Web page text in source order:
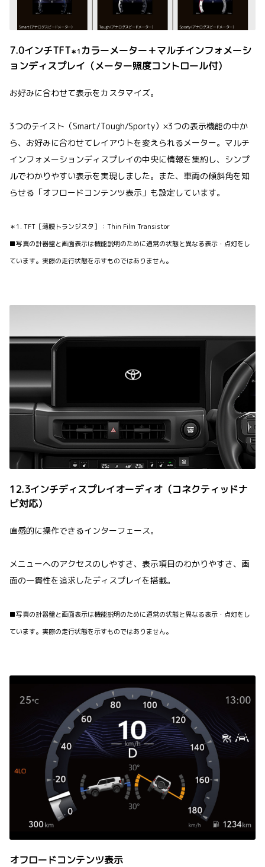
7.0インチTFT＊1カラーメーター＋マルチインフォメーシ
ョンディスプレイ（メーター照度コントロール付）
お好みに合わせて表示をカスタマイズ。
3つのテイスト（Smart/Tough/Sporty）×3つの表示機能の中か
ら、お好みに合わせてレイアウトを変えられるメーター。マルチ
インフォメーションディスプレイの中央に情報を集約し、シンプ
ルでわかりやすい表示を実現しました。また、車両の傾斜角を知
らせる「オフロードコンテンツ表示」も設定しています。
＊1. TFT［薄膜トランジスタ］：Thin Film Transistor
■写真の計器盤と画面表示は機能説明のために通常の状態と異なる表示・点灯をし
ています。実際の走行状態を示すものではありません。
12.3インチディスプレイオーディオ（コネクティッドナ
ビ対応）
直感的に操作できるインターフェース。
メニューへのアクセスのしやすさ、表示項目のわかりやすさ、画
面の一貫性を追求したディスプレイを搭載。
■写真の計器盤と画面表示は機能説明のために通常の状態と異なる表示・点灯をし
ています。実際の走行状態を示すものではありません。
オフロードコンテンツ表示